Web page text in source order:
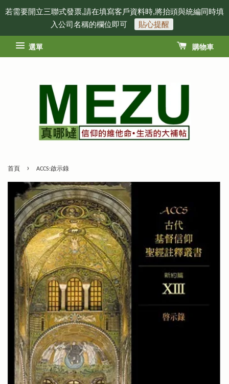
若需要開立三聯式發票,請在填寫客戶資料時,將抬頭與統編同時填
入公司名稱的欄位即可
貼心提醒
選單 購物車
首頁 › ACCS:啟示錄